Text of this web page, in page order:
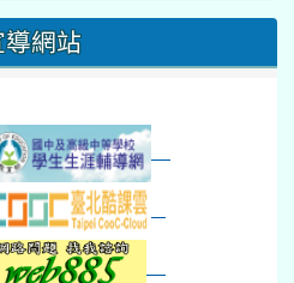
天)
師研習
師備課會議
下午-校務會議14:00-
八九年級返校8-9
防災演練工作分配及...
2 3
網站